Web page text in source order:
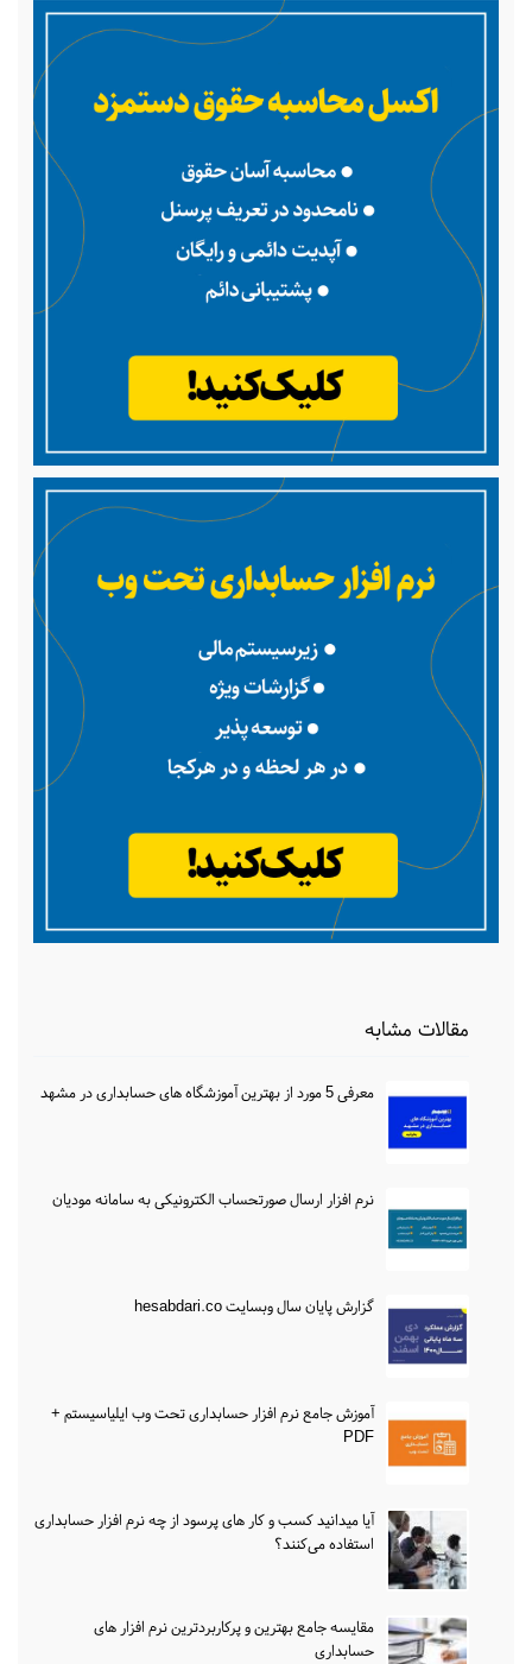
مقالات مشابه
معرفی 5 مورد از بهترین آموزشگاه های حسابداری در مشهد
نرم افزار ارسال صورتحساب الکترونیکی به سامانه مودیان
گزارش پایان سال وبسایت hesabdari.co
آموزش جامع نرم افزار حسابداری تحت وب ایلیاسیستم +
PDF
آیا میدانید کسب و کار های پرسود از چه نرم افزار حسابداری
استفاده می‌کنند؟
مقایسه جامع بهترین و پرکاربردترین نرم افزار های
حسابداری